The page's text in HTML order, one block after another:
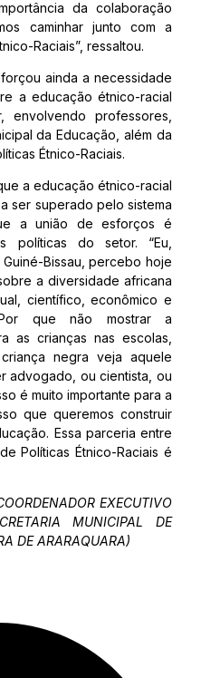
da colaboração
caminhar junto com a
Raciais”, ressaltou.
ainda a necessidade
a educação étnico-racial
envolvendo professores,
da Educação, além da
Étnico-Raciais.
a educação étnico-racial
ser superado pelo sistema
a união de esforços é
políticas do setor. “Eu,
Bissau, percebo hoje
a diversidade africana
científico, econômico e
que não mostrar a
as crianças nas escolas,
negra veja aquele
advogado, ou cientista, ou
é muito importante para a
que queremos construir
Essa parceria entre
Políticas Étnico-Raciais é
EXECUTIVO
MUNICIPAL DE
DE ARARAQUARA)